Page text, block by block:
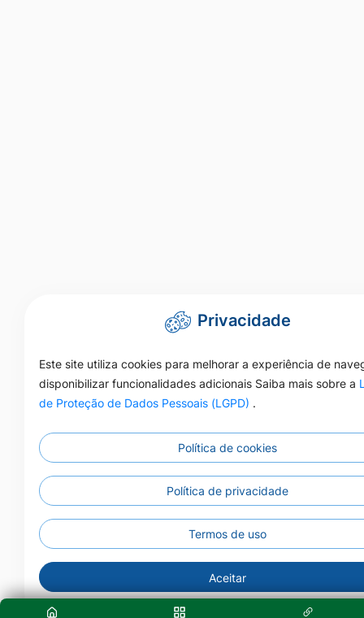
Privacidade
Este site utiliza cookies para melhorar a experiência de
disponibilizar funcionalidades adicionais Saiba mais sobre a
de Proteção de Dados Pessoais (LGPD) .
Política de cookies
Política de privacidade
Termos de uso
Aceitar